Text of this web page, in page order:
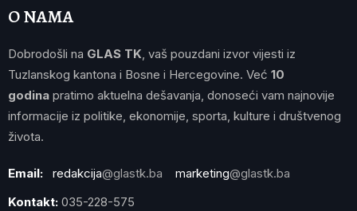
O NAMA
Dobrodošli na GLAS TK , vaš pouzdani izvor vijesti iz
Tuzlanskog kantona i Bosne i Hercegovine. Već 10
godina pratimo aktuelna dešavanja, donoseći vam najnovije
informacije iz politike, ekonomije, sporta, kulture i društvenog
života.
Email: redakcija@glastk.ba marketing@glastk.ba
Kontakt: 035-228-575